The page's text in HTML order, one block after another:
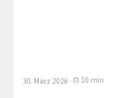
30. März 2026 · 10 min